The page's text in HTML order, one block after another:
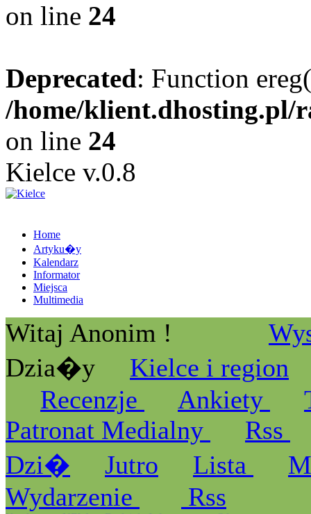
on line 24
Deprecated: Function
/home/klient.dhosting.pl/
on line 24
Kielce v.0.8
Home
Artyku�y
Kalendarz
Informator
Miejsca
Multimedia
Witaj Anonim !
Dzia�y
Kielce i region
Recenzje
Ankiety
Patronat Medialny
Rss
Dzi�
Jutro Lista
Wydarzenie
Rss